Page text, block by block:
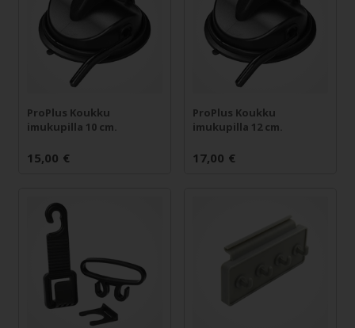
ProPlus Koukku
imukupilla 10 cm.
15,00 €
ProPlus Koukku
imukupilla 12 cm.
17,00 €